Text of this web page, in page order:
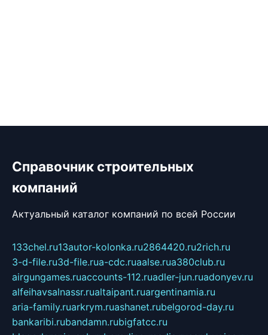
Справочник строительных
компаний
Актуальный каталог компаний по всей России
133chel.ru13autor-kolonka.ru2864420.ru2rich.ru
3-d-file.ru3d-file.rua-cdc.ruaalse.rua380club.ru
airgungames.ruaccounts-112.ruadler-jun.ruadonyev.ru
alfeihavsalnassr.rualtaipant.ruargentinamia.ru
aria-family.ruarkrym.ruashanet.rubelgorod-day.ru
bankaribi.rubandamn.rubigfatcc.ru